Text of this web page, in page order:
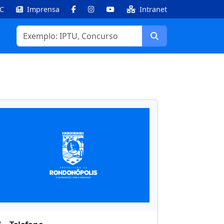
Imprensa FacebookInstagramYoutube Intranet
Buscar